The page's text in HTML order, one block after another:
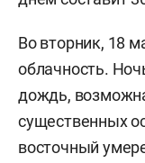
Во вторник, 18
облачность.
дождь,
существенных
восточный